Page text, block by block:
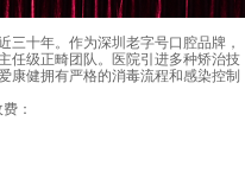
十年。作为深圳老字号口腔品牌，
任级正畸团队。医院引进多种矫治技
康健拥有严格的消毒流程和感染控制
：